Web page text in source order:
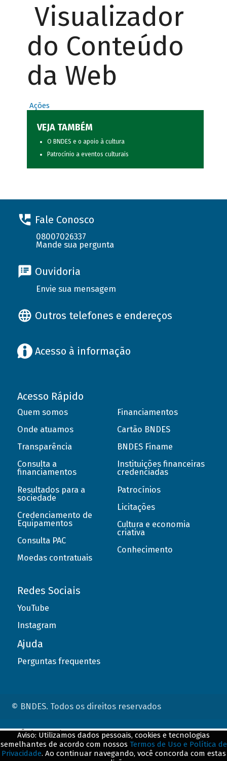
Visualizador
do Conteúdo
da Web
Ações
VEJA TAMBÉM
O BNDES e o apoio à cultura
Patrocínio a eventos culturais
Fale Conosco
08007026337
Mande sua pergunta
Ouvidoria
Envie sua mensagem
Outros telefones e endereços
Acesso à informação
Acesso Rápido
Quem somos
Onde atuamos
Transparência
Consulta a
financiamentos
Resultados para a
sociedade
Credenciamento de
Equipamentos
Consulta PAC
Moedas contratuais
Financiamentos
Cartão BNDES
BNDES Finame
Instituições financeiras
credenciadas
Patrocínios
Licitações
Cultura e economia
criativa
Conhecimento
Redes Sociais
YouTube
Instagram
Ajuda
Perguntas frequentes
© BNDES. Todos os direitos reservados
Aviso: Utilizamos dados pessoais, cookies e tecnologias
semelhantes de acordo com nossos Termos de Uso e Política de
Privacidade. Ao continuar navegando, você concorda com estas
ConteÃºdo complementar
${title}${badge}